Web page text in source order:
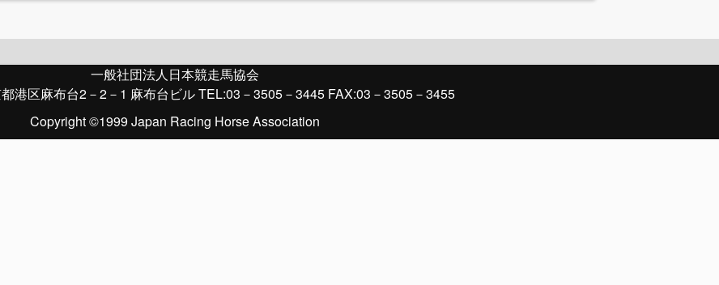
一般社団法人日本競走馬協会
港区麻布台2－2－1 麻布台ビル TEL:03－3505－3445 FAX:03－3505－3455
Copyright ©1999 Japan Racing Horse Association